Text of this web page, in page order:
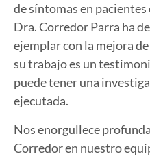
de síntomas en
Dra. Corredor Parra ha
ejemplar con la mejora
su trabajo es un
puede tener una
ejecutada.
Nos enorgullece
Corredor en nuestro